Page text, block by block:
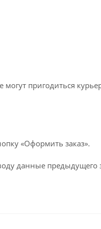
пригодиться
«Оформить заказ».
данные предыдущего